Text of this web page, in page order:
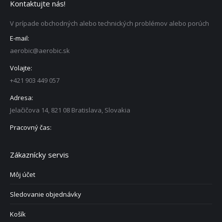
Kontaktujte nás!
V prípade obchodných alebo technických problémov alebo porúch
E-mail:
aerobic@aerobic.sk
Volajte:
+421 903 449 057
Adresa:
Jelačičova 14, 821 08 Bratislava, Slovakia
Pracovný čas:
Zákaznícky servis
Môj účet
Sledovanie objednávky
Košík